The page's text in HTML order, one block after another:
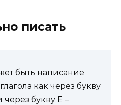
писать
быть написание
как через букву
через букву Е –